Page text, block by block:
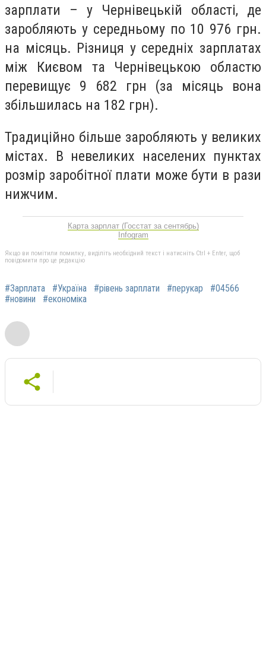
зарплати – у Чернівецькій області, де
заробляють у середньому по 10 976 грн.
на місяць. Різниця у середніх зарплатах
між Києвом та Чернівецькою областю
перевищує 9 682 грн (за місяць вона
збільшилась на 182 грн).
Традиційно більше заробляють у великих
містах. В невеликих населених пунктах
розмір заробітної плати може бути в рази
нижчим.
Карта зарплат (Госстат за сентябрь)
Infogram
Якщо ви помітили помилку, виділіть необхідний текст і натисніть Ctrl + Enter, щоб
повідомити про це редакцію
#Зарплата #Україна #рівень зарплати #перукар
#04566
#новини
#економіка